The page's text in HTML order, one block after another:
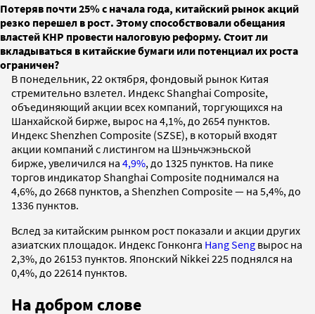
Потеряв почти 25% с начала года, китайский рынок акций
резко перешел в рост. Этому способствовали обещания
властей КНР провести налоговую реформу. Стоит ли
вкладываться в китайские бумаги или потенциал их роста
ограничен?
В понедельник, 22 октября, фондовый рынок Китая
стремительно взлетел. Индекс Shanghai Composite,
объединяющий акции всех компаний, торгующихся на
Шанхайской бирже, вырос на 4,1%, до 2654 пунктов.
Индекс Shenzhen Composite (SZSE), в который входят
акции компаний с листингом на Шэньчжэньской
бирже, увеличился на 4,9%, до 1325 пунктов. На пике
торгов индикатор Shanghai Composite поднимался на
4,6%, до 2668 пунктов, а Shenzhen Composite — на 5,4%, до
1336 пунктов.
Вслед за китайским рынком рост показали и акции других
азиатских площадок. Индекс Гонконга Hang Seng вырос на
2,3%, до 26153 пунктов. Японский Nikkei 225 поднялся на
0,4%, до 22614 пунктов.
На добром слове